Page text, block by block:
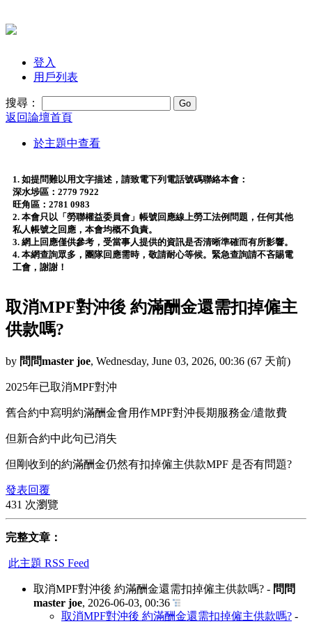
登入
用戶列表
搜尋：
返回論壇首頁
於主題中查看
1. 如提問難以用文字描述，請致電下列電話號碼聯絡本會：
深水埗區：2779 7922
旺角區：2781 0983
2. 本會只以「勞聯權益委員會」帳號回應線上勞工法例問題，任何其他
私人帳號之回應，本會均概不負責。
3. 網上回應僅供參考，受當事人提供的資訊是否清晰準確而有所影響。
4. 本網查詢眾多，團隊回應需時，敬請耐心等候。緊急查詢請不吝賜電
工會，謝謝！
取消MPF對沖後 約滿酬金還需扣掉僱主
供款嗎?
by 問問master joe, Wednesday, June 03, 2026, 00:36 (67 天前)
2025年已取消MPF對沖
舊合約中寫明約滿酬金會用作MPF對沖長期服務金/遣散費
但新合約中此句已消失
但剛收到的約滿酬金仍然有扣掉僱主供款MPF 是否有問題?
發表回覆
431 次瀏覽
完整文章：
此主題 RSS Feed
取消MPF對沖後 約滿酬金還需扣掉僱主供款嗎? - 問問
master joe, 2026-06-03, 00:36
取消MPF對沖後 約滿酬金還需扣掉僱主供款嗎? -